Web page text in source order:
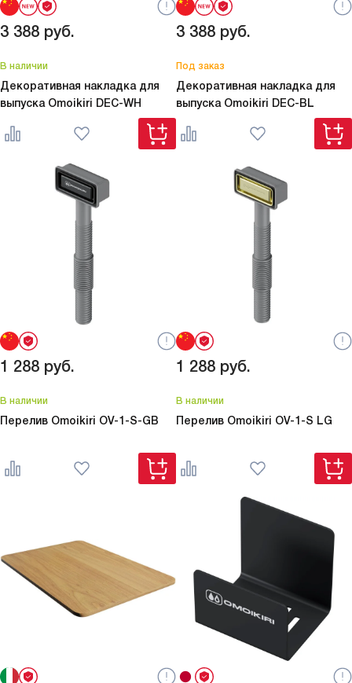
3 388 руб.
В наличии
Декоративная накладка для
выпуска Omoikiri DEC-WH
3 388 руб.
Под заказ
Декоративная накладка для
выпуска Omoikiri DEC-BL
1 288 руб.
В наличии
Перелив Omoikiri OV-1-S-GB
1 288 руб.
В наличии
Перелив Omoikiri OV-1-S LG